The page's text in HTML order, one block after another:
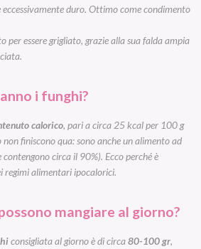
duro. Ottimo come condimento
per essere grigliato, grazie alla sua falda ampia
i funghi?
calorico, pari a circa 25 kcal per 100 g
finiscono qua: sono anche un alimento ad
circa il 90%). Ecco perché è
regimi alimentari ipocalorici.
mangiare al giorno?
consigliata al giorno è di circa80-100 gr,